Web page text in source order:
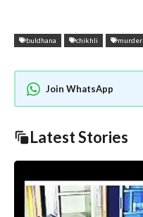
buldhana chikhli murder
Join WhatsApp
Latest Stories